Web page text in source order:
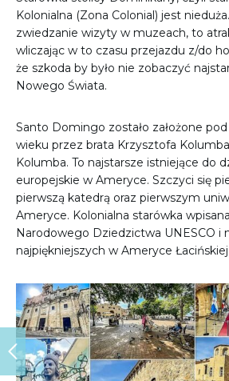
Kolonialna (Zona Colonial) jest
zwiedzanie wizyty w muzeach, to
wliczając w to czasu przejazdu z/do
że szkoda by było nie zobaczyć
Nowego Świata.
Santo Domingo zostało założone
wieku przez brata Krzysztofa
Kolumba. To najstarsze istniejące do
europejskie w Ameryce. Szczyci się
pierwszą katedrą oraz pierwszym
Ameryce. Kolonialna starówka
Narodowego Dziedzictwa UNESCO i
najpiękniejszych w Ameryce Łacińskiej.